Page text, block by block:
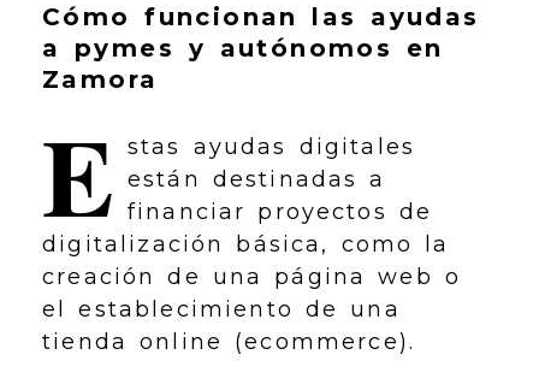
Cómo funcionan las ayudas
a pymes y autónomos en
Zamora
E stas ayudas digitales
están destinadas a
financiar proyectos de
digitalización básica, como la
creación de una página web o
el establecimiento de una
tienda online (ecommerce).